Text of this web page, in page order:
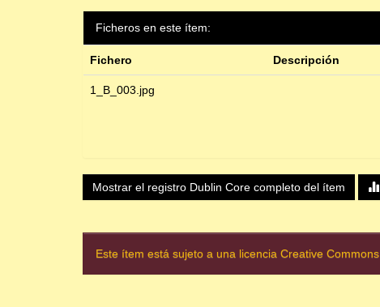
Ficheros en este ítem:
Fichero Descripción
1_B_003.jpg
Mostrar el registro Dublin Core completo del ítem
Este ítem está sujeto a una licencia Creative Commons